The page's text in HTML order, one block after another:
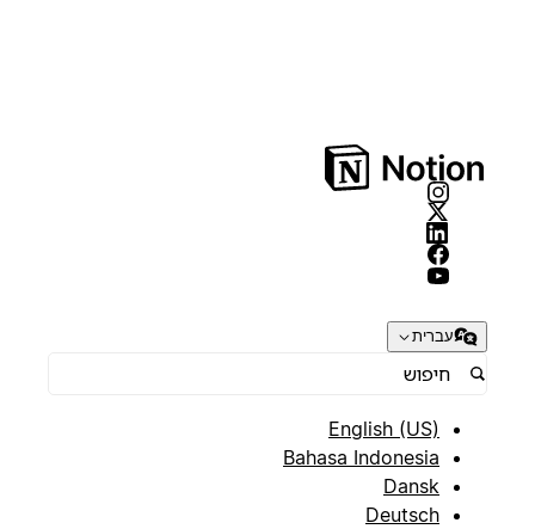
עברית
English (US)
Bahasa Indonesia
Dansk
Deutsch